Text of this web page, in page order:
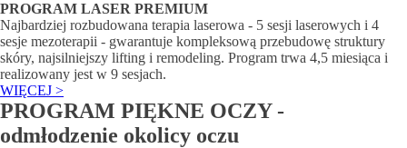
PROGRAM LASER PREMIUM
Najbardziej rozbudowana terapia laserowa - 5 sesji laserowych i 4
sesje mezoterapii - gwarantuje kompleksową przebudowę struktury
skóry, najsilniejszy lifting i remodeling. Program trwa 4,5 miesiąca i
realizowany jest w 9 sesjach.
WIĘCEJ >
PROGRAM PIĘKNE OCZY -
odmłodzenie okolicy oczu